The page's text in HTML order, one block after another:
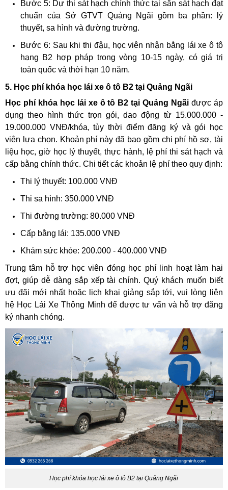
Bước 5: Dự thi sát hạch chính thức tại sân sát hạch đạt
chuẩn của Sở GTVT Quảng Ngãi gồm ba phần: lý
thuyết, sa hình và đường trường.
Bước 6: Sau khi thi đậu, học viên nhận bằng lái xe ô tô
hạng B2 hợp pháp trong vòng 10-15 ngày, có giá trị
toàn quốc và thời hạn 10 năm.
5. Học phí khóa học lái xe ô tô B2 tại Quảng Ngãi
Học phí khóa học lái xe ô tô B2 tại Quảng Ngãi được áp
dụng theo hình thức trọn gói, dao động từ 15.000.000 -
19.000.000 VNĐ/khóa, tùy thời điểm đăng ký và gói học
viên lựa chọn. Khoản phí này đã bao gồm chi phí hồ sơ, tài
liệu học, giờ học lý thuyết, thực hành, lệ phí thi sát hạch và
cấp bằng chính thức. Chi tiết các khoản lệ phí theo quy định:
Thi lý thuyết: 100.000 VNĐ
Thi sa hình: 350.000 VNĐ
Thi đường trường: 80.000 VNĐ
Cấp bằng lái: 135.000 VNĐ
Khám sức khỏe: 200.000 - 400.000 VNĐ
Trung tâm hỗ trợ học viên đóng học phí linh hoạt làm hai
đợt, giúp dễ dàng sắp xếp tài chính. Quý khách muốn biết
ưu đãi mới nhất hoặc lịch khai giảng sắp tới, vui lòng liên
hệ Học Lái Xe Thông Minh để được tư vấn và hỗ trợ đăng
ký nhanh chóng.
Học phí khóa học lái xe ô tô B2 tại Quảng Ngãi